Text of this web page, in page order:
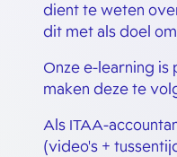
dient te weten
dit met als doel
Onze e-learning
maken deze te
Als ITAA-
(video's +